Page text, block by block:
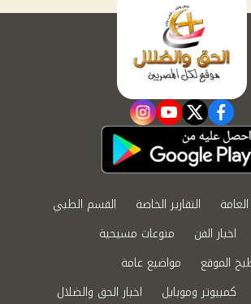
facebook
twitter
youtube
instagram
العامة التقارير الخاصة
القسم الطبي
اخبار الفن
منوعات مسيحية
الموقع
مواضيع عامة
كمبيوتر وموبايل اخبار الحق والضلال